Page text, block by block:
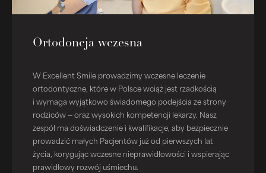
Ortodoncja wczesna
W Excellent Smile prowadzimy wczesne leczenie
ortodontyczne, które w Polsce wciąż jest rzadkością
i wymaga wyjątkowo świadomego podejścia ze strony
rodziców — oraz wysokich kompetencji lekarzy. Nasz
zespół ma doświadczenie i kwalifikacje, aby bezpiecznie
prowadzić małych Pacjentów już od pierwszych lat
życia, korygując wczesne nieprawidłowości i wspierając
prawidłowy rozwój uśmiechu.